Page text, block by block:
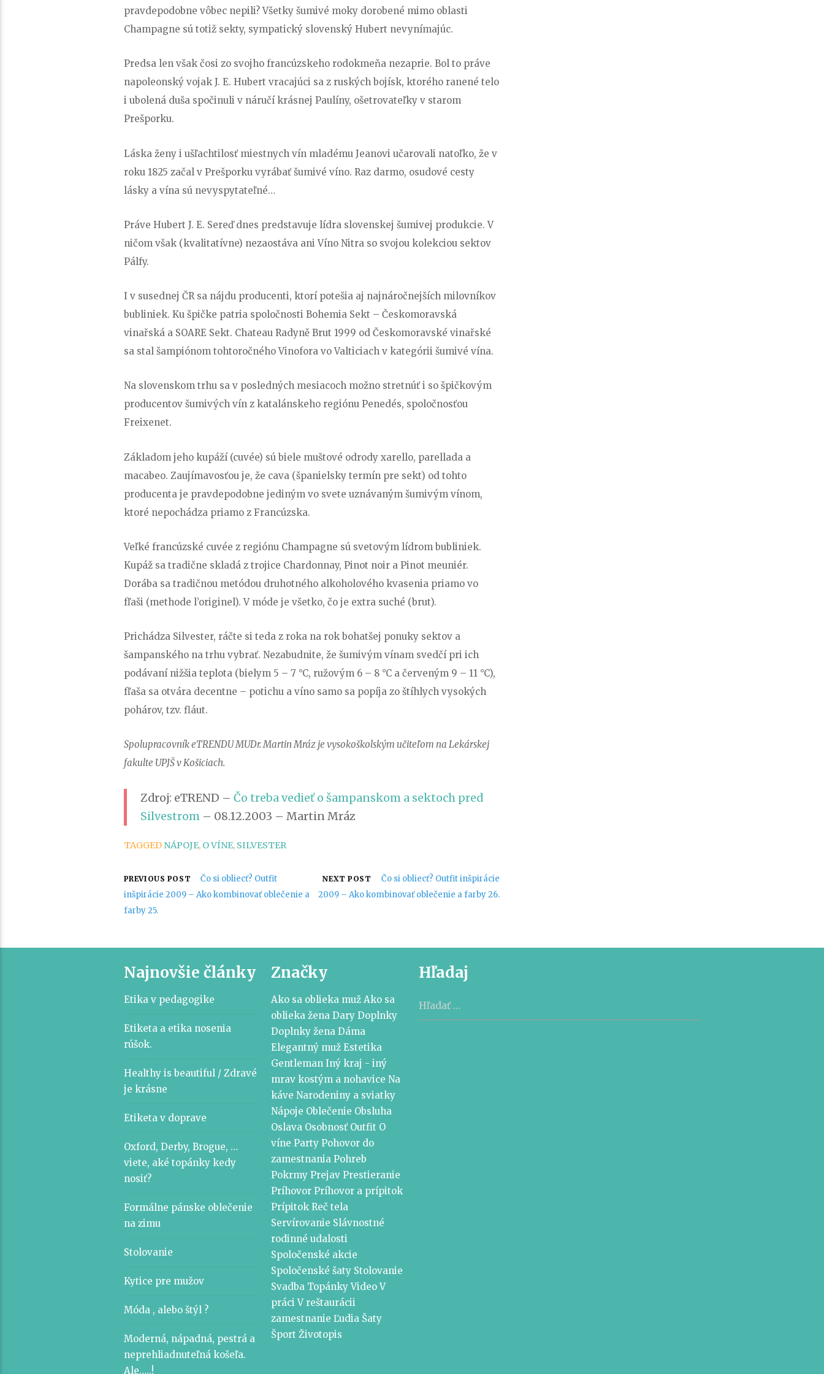
pravdepodobne vôbec nepili? Všetky šumivé moky dorobené mimo oblasti
Champagne sú totiž sekty, sympatický slovenský Hubert nevynímajúc.
Predsa len však čosi zo svojho francúzskeho rodokmeňa nezaprie. Bol to práve
napoleonský vojak J. E. Hubert vracajúci sa z ruských bojísk, ktorého ranené telo
i ubolená duša spočinuli v náručí krásnej Paulíny, ošetrovateľky v starom
Prešporku.
Láska ženy i ušľachtilosť miestnych vín mladému Jeanovi učarovali natoľko, že v
roku 1825 začal v Prešporku vyrábať šumivé víno. Raz darmo, osudové cesty
lásky a vína sú nevyspytateľné…
Práve Hubert J. E. Sereď dnes predstavuje lídra slovenskej šumivej produkcie. V
ničom však (kvalitatívne) nezaostáva ani Víno Nitra so svojou kolekciou sektov
Pálfy.
I v susednej ČR sa nájdu producenti, ktorí potešia aj najnáročnejších milovníkov
bubliniek. Ku špičke patria spoločnosti Bohemia Sekt – Českomoravská
vinařská a SOARE Sekt. Chateau Radyně Brut 1999 od Českomoravské vinařské
sa stal šampiónom tohtoročného Vinofora vo Valticiach v kategórii šumivé vína.
Na slovenskom trhu sa v posledných mesiacoch možno stretnúť i so špičkovým
producentov šumivých vín z katalánskeho regiónu Penedés, spoločnosťou
Freixenet.
Základom jeho kupáží (cuvée) sú biele muštové odrody xarello, parellada a
macabeo. Zaujímavosťou je, že cava (španielsky termín pre sekt) od tohto
producenta je pravdepodobne jediným vo svete uznávaným šumivým vínom,
ktoré nepochádza priamo z Francúzska.
Veľké francúzské cuvée z regiónu Champagne sú svetovým lídrom bubliniek.
Kupáž sa tradične skladá z trojice Chardonnay, Pinot noir a Pinot meuniér.
Dorába sa tradičnou metódou druhotného alkoholového kvasenia priamo vo
fľaši (methode l’originel). V móde je všetko, čo je extra suché (brut).
Prichádza Silvester, ráčte si teda z roka na rok bohatšej ponuky sektov a
šampanského na trhu vybrať. Nezabudnite, že šumivým vínam svedčí pri ich
podávaní nižšia teplota (bielym 5 – 7 °C, ružovým 6 – 8 °C a červeným 9 – 11 °C),
fľaša sa otvára decentne – potichu a víno samo sa popíja zo štíhlych vysokých
pohárov, tzv. fláut.
Spolupracovník eTRENDU MUDr. Martin Mráz je vysokoškolským učiteľom na Lekárskej
fakulte UPJŠ v Košiciach.
Zdroj: eTREND –Čo treba vedieť o šampanskom a sektoch pred
Silvestrom – 08.12.2003 – Martin Mráz
TAGGED NÁPOJE, O VÍNE, SILVESTER
Navigácia
v
článku
PREVIOUS POST
Čo si obliecť? Outfit
inšpirácie 2009 – Ako kombinovať oblečenie a
farby 25.
NEXT POST
Čo si obliecť? Outfit inšpirácie
2009 – Ako kombinovať oblečenie a farby 26.
Najnovšie články
Etika v pedagogike
Etiketa a etika nosenia
rúšok.
Healthy is beautiful / Zdravé
je krásne
Etiketa v doprave
Oxford, Derby, Brogue, …
viete, aké topánky kedy
nosiť?
Formálne pánske oblečenie
na zimu
Stolovanie
Kytice pre mužov
Móda , alebo štýl ?
Moderná, nápadná, pestrá a
neprehliadnuteľná košeľa.
Ale…..!
Značky
Ako sa oblieka muž Ako sa
oblieka žena Dary Doplnky
Doplnky žena Dáma
Elegantný muž Estetika
Gentleman Iný kraj - iný
mrav kostým a nohavice Na
káve Narodeniny a sviatky
Nápoje Oblečenie Obsluha
Oslava Osobnosť Outfit O
víne Party Pohovor do
zamestnania Pohreb
Pokrmy Prejav Prestieranie
Príhovor Príhovor a prípitok
Prípitok Reč tela
Servírovanie Slávnostné
rodinné udalosti
Spoločenské akcie
Spoločenské šaty Stolovanie
Svadba Topánky Video V
práci V reštaurácii
zamestnanie Ľudia Šaty
Šport Životopis
Hľadaj